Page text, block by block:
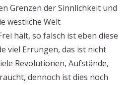
Grenzen der Sinnlichkeit und
westliche Welt
hält, so falsch ist eben diese
viel Errungen, das ist nicht
Revolutionen, Aufstände,
dennoch ist dies noch